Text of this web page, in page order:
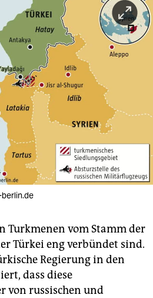
Turkmenen vom Stamm der
Türkei eng verbündet sind.
Regierung in den
dass diese
von russischen und